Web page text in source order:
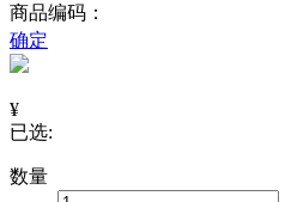
商品编码：
确定
¥
已选:
数量